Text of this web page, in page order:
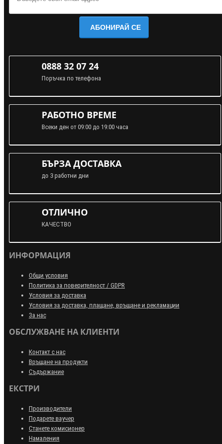
АБОНИРАЙ СЕ
0888 32 07 24
Поръчка по телефона
РАБОТНО ВРЕМЕ
Всеки ден от 09:00 до 19:00 часа
БЪРЗА ДОСТАВКА
до 3 работни дни
ОТЛИЧНО
КАЧЕСТВО
ИНФОРМАЦИЯ
Общи условия
Политика за поверителност / GDPR
Условия за доставка
Условия за доставка, плащане, връщане и рекламации
За нас
ОБСЛУЖВАНЕ НА КЛИЕНТИ
Контакт с нас
Връщане на продукти
Съдържание
ЕКСТРИ
Производители
Подарете ваучер
Станете комисионер
Намаления